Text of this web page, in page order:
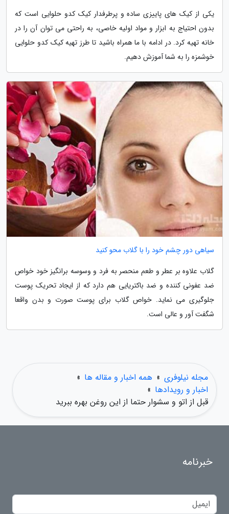
یکی از کیک های پاییزی ساده و پرطرفدار کیک کدو حلوایی است که
بدون احتیاج به ابزار و مواد اولیه خاصی، به راحتی می توان آن را در
خانه تهیه کرد. در ادامه با ما همراه باشید تا طرز تهیه کیک کدو حلوایی
خوشمزه را به شما آموزش دهیم.
سیاهی دور چشم خود را با گلاب محو کنید
گلاب علاوه بر عطر و طعم منحصر به فرد و وسوسه برانگیز خود خواص
ضد عفونی کننده و ضد باکتریایی هم دارد که از ایجاد تحریک پوست
جلوگیری می نماید. خواص گلاب برای پوست صورت و بدن واقعا
شگفت آور و عالی است.
مجله نیلوفری » همه اخبار و مقاله ها »
اخبار و رویدادها »
قبل از اتو و سشوار حتما از این روغن بهره ببرید
خبرنامه